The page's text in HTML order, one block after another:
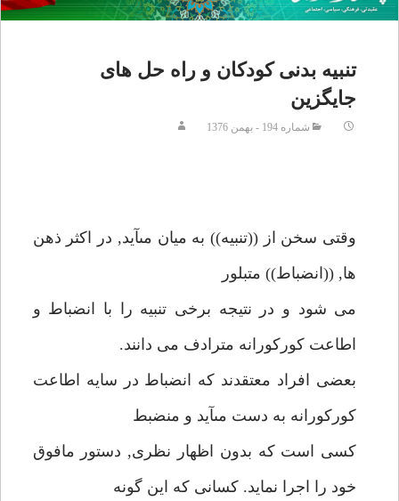
تنبيه بدنى كودكان و راه حل هاى
جايگزين
شماره 194 - بهمن 1376
وقتى سخن از ((تنبيه)) به ميان مىآيد, در اكثر ذهن
ها, ((انضباط)) متبلور
مى شود و در نتيجه برخى تنبيه را با انضباط و
اطاعت كوركورانه مترادف مى دانند.
بعضى افراد معتقدند كه انضباط در سايه اطاعت
كوركورانه به دست مىآيد و منضبط
كسى است كه بدون اظهار نظرى, دستور مافوق
خود را اجرا نمايد. كسانى كه اين گونه